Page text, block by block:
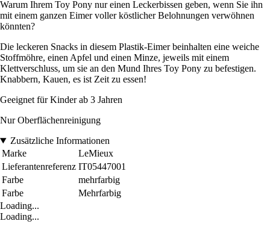
Warum Ihrem Toy Pony nur einen Leckerbissen geben, wenn Sie ihn
mit einem ganzen Eimer voller köstlicher Belohnungen verwöhnen
könnten?
Die leckeren Snacks in diesem Plastik-Eimer beinhalten eine weiche
Stoffmöhre, einen Apfel und einen Minze, jeweils mit einem
Klettverschluss, um sie an den Mund Ihres Toy Pony zu befestigen.
Knabbern, Kauen, es ist Zeit zu essen!
Geeignet für Kinder ab 3 Jahren
Nur Oberflächenreinigung
Zusätzliche Informationen
Marke
LeMieux
Lieferantenreferenz IT05447001
Farbe
mehrfarbig
Farbe
Mehrfarbig
Loading...
Loading...